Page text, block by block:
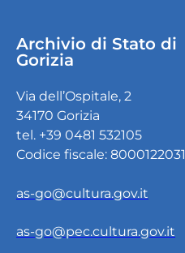
Archivio di Stato di
Gorizia
Via dell’Ospitale, 2
34170 Gorizia
tel. +39 0481 532105
Codice fiscale: 8000122031
as-go@cultura.gov.it
as-go@pec.cultura.gov.it